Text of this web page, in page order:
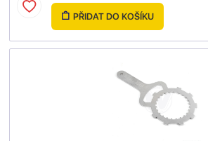
PŘIDAT DO KOŠÍKU